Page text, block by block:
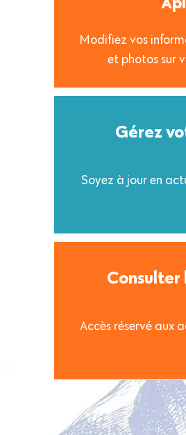
Modifiez vos
et photos sur
Gérez
Soyez à jour en
Accès réservé aux